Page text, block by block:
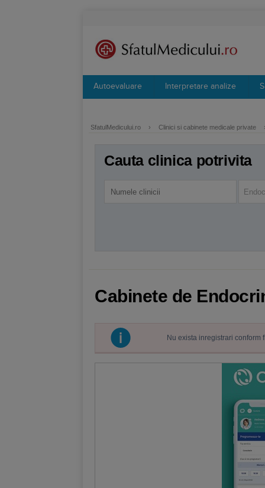
Autoevaluare Interpretare analize
SfatulMedicului.ro › Clinici si cabinete medicale private
Cauta clinica potrivita
Cabinete de
Nu exista inregistrari